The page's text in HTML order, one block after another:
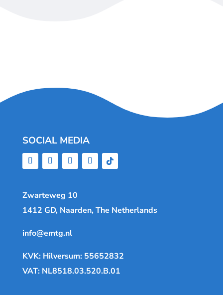
SOCIAL MEDIA
Zwarteweg 10
1412 GD, Naarden, The Netherlands
info@emtg.nl
KVK: Hilversum: 55652832
VAT: NL8518.03.520.B.01